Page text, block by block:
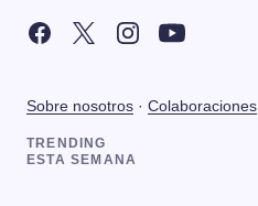
Sobre nosotros · Colaboraciones
TRENDING
ESTA SEMANA